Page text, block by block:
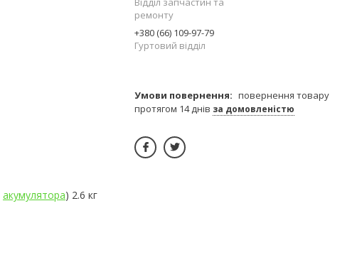
акумулятора) 2.6 кг
ремонту
+380 (66) 109-97-79
Гуртовий відділ
повернення товару
протягом 14 днів за домовленістю